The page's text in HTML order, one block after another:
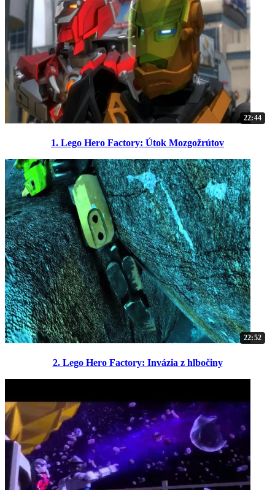
22:44
1. Lego Hero Factory: Útok Mozgožrútov
22:52
2. Lego Hero Factory: Invázia z hlbočiny